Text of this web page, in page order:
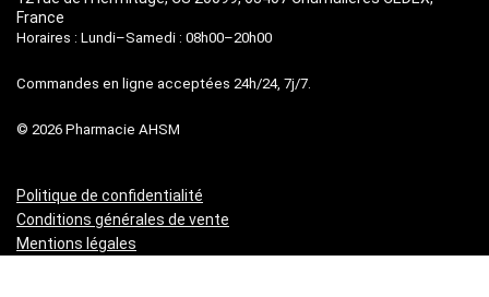
France
Horaires : Lundi–Samedi : 08h00–20h00
Commandes en ligne acceptées 24h/24, 7j/7.
© 2026 Pharmacie AHSM
Politique de confidentialité
Conditions générales de vente
Mentions légales